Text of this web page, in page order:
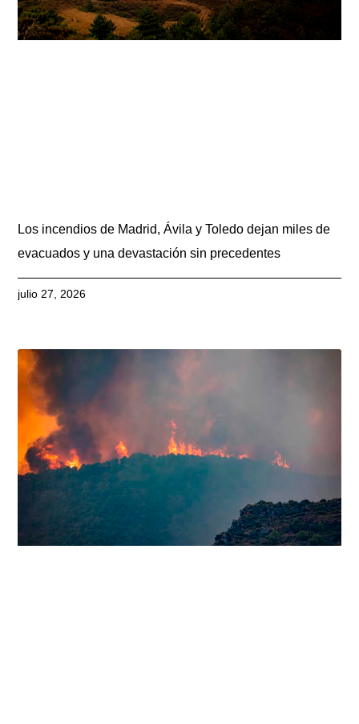
Los incendios de Madrid, Ávila y Toledo dejan miles de
evacuados y una devastación sin precedentes
julio 27, 2026